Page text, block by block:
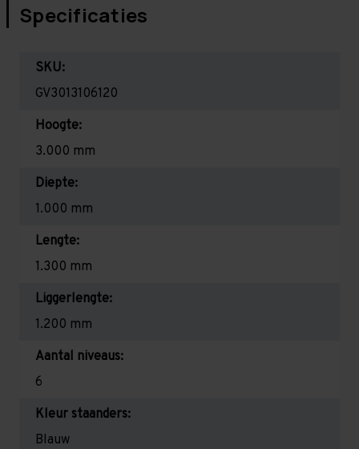
Specificaties
SKU:
GV3013106120
Hoogte:
3.000 mm
Diepte:
1.000 mm
Lengte:
1.300 mm
Liggerlengte:
1.200 mm
Aantal niveaus:
6
Kleur staanders:
Blauw